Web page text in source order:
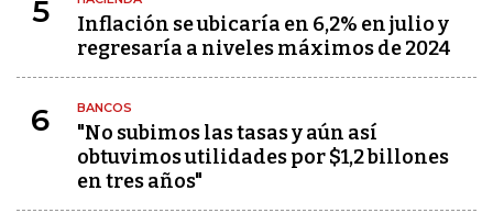
5
Inflación se ubicaría en 6,2% en julio y
regresaría a niveles máximos de 2024
6 BANCOS
"No subimos las tasas y aún así
obtuvimos utilidades por $1,2 billones
en tres años"